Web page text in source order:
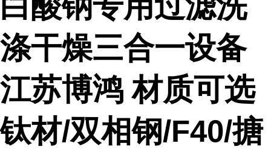
涤干燥三合一设备
江苏博鸿 材质可选
钛材/双相钢/F40/搪